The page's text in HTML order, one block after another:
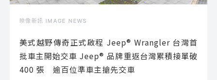
映像新訊 IMAGE NEWS
美式越野傳奇正式啟程 Jeep® Wrangler 台灣首
批車主開始交車 Jeep® 品牌重返台灣累積接單破
400 張 逾百位準車主搶先交車